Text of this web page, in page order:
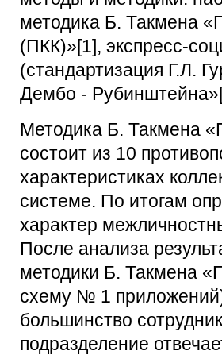
методика Б. Такмена
(ПКК)»[1], экспресс-
(стандартизация Г.Л.
Дембо -
Методика Б. Такмена
состоит из 10
характеристиках
системе. По итогам
характер
После анализа
методики Б. Такмена
схему № 1
большинство
подразделение